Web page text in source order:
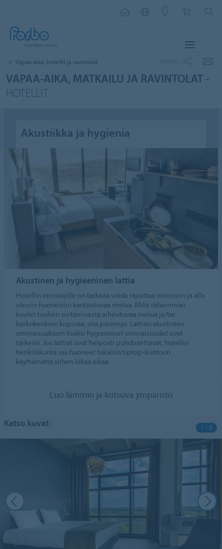
Vapaa-aika, hotellit ja ravintolat
VAPAA-AIKA, MATKAILU JA RAVINTOLAT -
HOTELLIT
Akustiikka ja hygienia
Akustinen ja hygieeninen lattia
Hotellin omistajille on tärkeää voida rajoittaa viereisiin ja alla
oleviin huoneisiin kantautuvaa melua. Mitä vähemmän
kuulet tuolien siirtämisestä aiheutuvaa melua ja/tai
korkokenkien kopinaa, sitä parempi. Lattian akustisten
ominaisuuksien lisäksi hygieeniset ominaisuudet ovat
tärkeitä. Jos lattiat ovat helposti puhdistettavat, hotellin
henkilökunta saa huoneet takaisin tiptop-kuntoon
käyttämättä siihen liikaa aikaa.
Luo lämmin ja kutsuva ympäristö
Katso kuvat: 1 / 5